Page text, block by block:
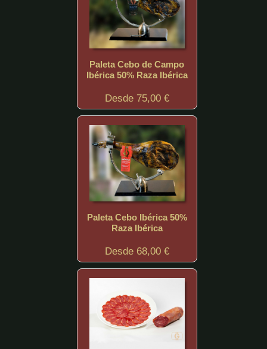
Paleta Cebo de Campo
Ibérica 50% Raza Ibérica
Desde 75,00 €
Paleta Cebo Ibérica 50%
Raza Ibérica
Desde 68,00 €